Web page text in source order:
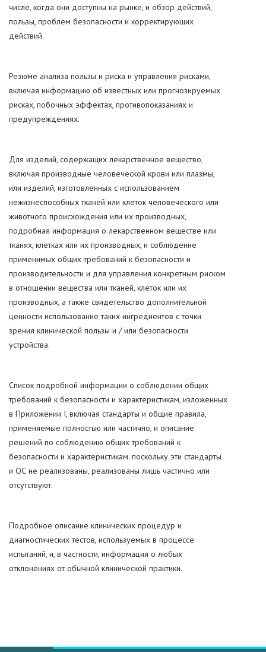
числе, когда они доступны на рынке, и обзор действий,
пользы, проблем безопасности и корректирующих
действий.
Резюме анализа пользы и риска и управления рисками,
включая информацию об известных или прогнозируемых
рисках, побочных эффектах, противопоказаниях и
предупреждениях.
Для изделий, содержащих лекарственное вещество,
включая производные человеческой крови или плазмы,
или изделий, изготовленных с использованием
нежизнеспособных тканей или клеток человеческого или
животного происхождения или их производных,
подробная информация о лекарственном веществе или
тканях, клетках или их производных, и соблюдение
применимых общих требований к безопасности и
производительности и для управления конкретным риском
в отношении вещества или тканей, клеток или их
производных, а также свидетельство дополнительной
ценности использование таких ингредиентов с точки
зрения клинической пользы и / или безопасности
устройства.
Список подробной информации о соблюдении общих
требований к безопасности и характеристикам, изложенных
в Приложении I, включая стандарты и общие правила,
применяемые полностью или частично, и описание
решений по соблюдению общих требований к
безопасности и характеристикам. поскольку эти стандарты
и ОС не реализованы, реализованы лишь частично или
отсутствуют.
Подробное описание клинических процедур и
диагностических тестов, используемых в процессе
испытаний, и, в частности, информация о любых
отклонениях от обычной клинической практики.